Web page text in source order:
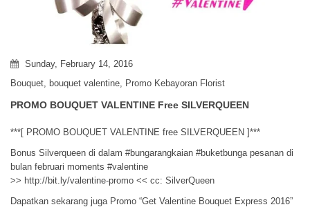
Sunday, February 14, 2016
Bouquet, bouquet valentine, Promo Kebayoran Florist
PROMO BOUQUET VALENTINE Free SILVERQUEEN
***[ PROMO BOUQUET VALENTINE free SILVERQUEEN ]***
Bonus Silverqueen di dalam ‪#‎bungarangkaian‬ ‪#‎buketbunga‬ pesanan di
bulan februari moments ‪#‎valentine‬
>> http://bit.ly/valentine-promo << cc: SilverQueen
Dapatkan sekarang juga Promo “Get Valentine Bouquet Express 2016”